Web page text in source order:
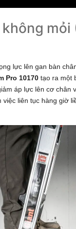
mỏi
lực lên gan bàn
Pro 10170 tạo ra một
áp lực lên cơ chân
việc liên tục hàng giờ